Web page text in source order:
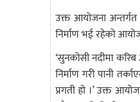
उक्त आयोजना
निर्माण भई रहेको
‘सुनकोसी नदीमा
निर्माण गरी पानी
प्रगती हो ।’ उक्त